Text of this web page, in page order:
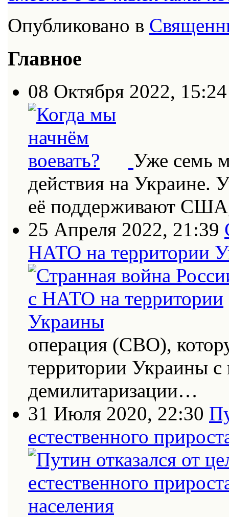
Опубликовано в
Главное
08 Октября 2022, 15:24
Уже семь
действия на Украине.
её поддерживают
25 Апреля 2022, 21:39
НАТО на территории
операция (СВО),
территории Украины
демилитаризации…
31 Июля 2020, 22:30
естественного